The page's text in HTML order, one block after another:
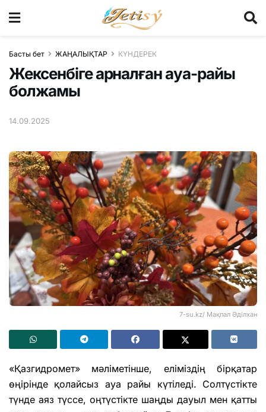
Басты бет ЖАҢАЛЫҚТАР КҮНДЕРЕК
Жексенбіге арналған ауа-райы
болжамы
14.09.2025
7-su.kz/ Мақпал Әділхан
«Қазгидромет» мәліметінше, еліміздің бірқатар
өңірінде қолайсыз ауа райы күтіледі. Солтүстікте
түнде аяз түссе, оңтүстікте шаңды дауыл мен қатты